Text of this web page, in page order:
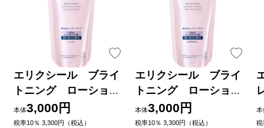
エリクシール ブライ
トニング ローショ
ン しっとりタイプ
ｃａ （つめかえ用）
本体3,000円
税率10％ 3,300円（税込）
エリクシール ブライ
トニング ローショ
ン みずみずしいタイ
プ ｃａ （つめかえ
本体3,000円
税率10％ 3,300円（税込）
本
税